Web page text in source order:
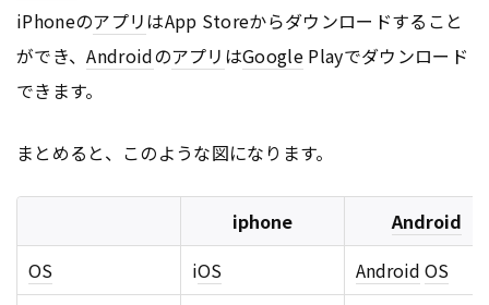
iPhoneのアプリはApp Storeからダウンロードすること
ができ、Androidのアプリ はGoogle Playでダウンロード
できます。
まとめると、このような図になります。
iphone
Android
OS
iOS Android OS